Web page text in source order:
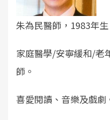
朱為民醫師，1983年生
家庭醫學/安寧緩和/老
師。
喜愛閱讀、音樂及戲劇